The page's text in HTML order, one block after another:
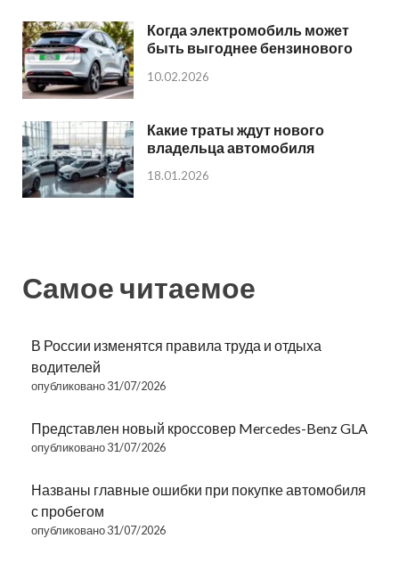
Когда электромобиль может
быть выгоднее бензинового
10.02.2026
Какие траты ждут нового
владельца автомобиля
18.01.2026
Самое читаемое
В России изменятся правила труда и отдыха
водителей
опубликовано 31/07/2026
Представлен новый кроссовер Mercedes-Benz GLA
опубликовано 31/07/2026
Названы главные ошибки при покупке автомобиля
с пробегом
опубликовано 31/07/2026